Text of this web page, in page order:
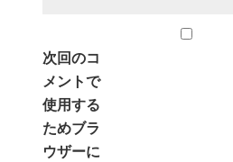
次回のコ
メントで
使用する
ためブラ
ウザーに